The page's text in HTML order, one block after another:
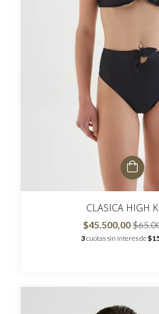
CLASICA HIGH
$45.500,00
3cuotas sin interés de